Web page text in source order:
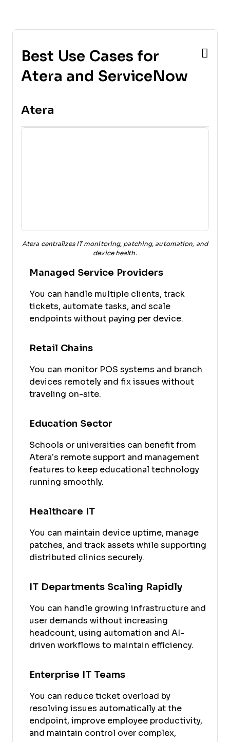
Best Use Cases for
Atera and ServiceNow
Atera
Atera centralizes IT monitoring, patching, automation, and
device health.
Managed Service Providers
You can handle multiple clients, track
tickets, automate tasks, and scale
endpoints without paying per device.
Retail Chains
You can monitor POS systems and branch
devices remotely and fix issues without
traveling on-site.
Education Sector
Schools or universities can benefit from
Atera’s remote support and management
features to keep educational technology
running smoothly.
Healthcare IT
You can maintain device uptime, manage
patches, and track assets while supporting
distributed clinics securely.
IT Departments Scaling Rapidly
You can handle growing infrastructure and
user demands without increasing
headcount, using automation and AI-
driven workflows to maintain efficiency.
Enterprise IT Teams
You can reduce ticket overload by
resolving issues automatically at the
endpoint, improve employee productivity,
and maintain control over complex,